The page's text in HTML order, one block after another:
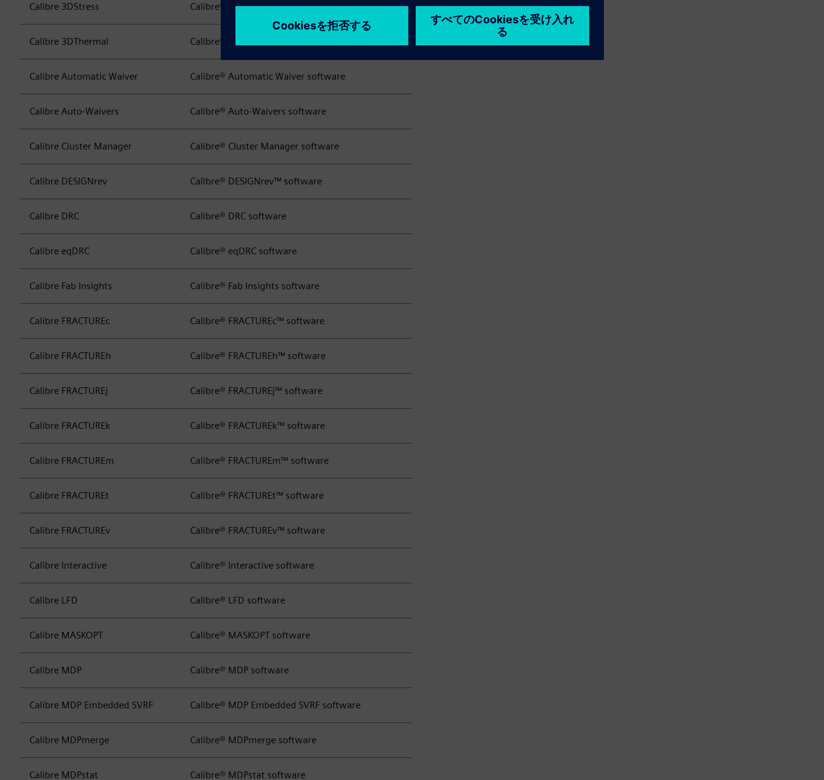
Calibre 3DStress Calibre® 3DStress software
Calibre 3DThermal Calibre® 3DThermal software
Calibre Automatic Waiver Calibre® Automatic Waiver software
Calibre Auto-Waivers Calibre® Auto-Waivers software
Calibre Cluster Manager Calibre® Cluster Manager software
Calibre DESIGNrev Calibre® DESIGNrev™ software
Calibre DRC Calibre® DRC software
Calibre eqDRC Calibre® eqDRC software
Calibre Fab Insights Calibre® Fab Insights software
Calibre FRACTUREc Calibre® FRACTUREc™ software
Calibre FRACTUREh Calibre® FRACTUREh™ software
Calibre FRACTUREj Calibre® FRACTUREj™ software
Calibre FRACTUREk Calibre® FRACTUREk™ software
Calibre FRACTUREm Calibre® FRACTUREm™ software
Calibre FRACTUREt Calibre® FRACTUREt™ software
Calibre FRACTUREv Calibre® FRACTUREv™ software
Calibre Interactive Calibre® Interactive software
Calibre LFD Calibre® LFD software
Calibre MASKOPT Calibre® MASKOPT software
Calibre MDP Calibre® MDP software
Calibre MDP Embedded SVRF Calibre® MDP Embedded SVRF software
Calibre MDPmerge Calibre® MDPmerge software
Calibre MDPstat Calibre® MDPstat software